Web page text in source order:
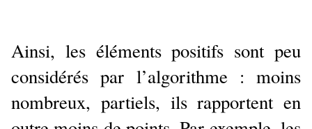
Ainsi, les éléments positifs sont peu
considérés par l’algorithme : moins
nombreux, partiels, ils rapportent en